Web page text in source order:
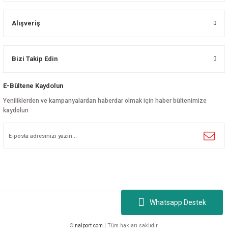
Whatsapp Destek
Alışveriş
Bizi Takip Edin
E-Bültene Kaydolun
Yeniliklerden ve kampanyalardan haberdar olmak için haber bültenimize
kaydolun
© nalport.com | Tüm hakları saklıdır.